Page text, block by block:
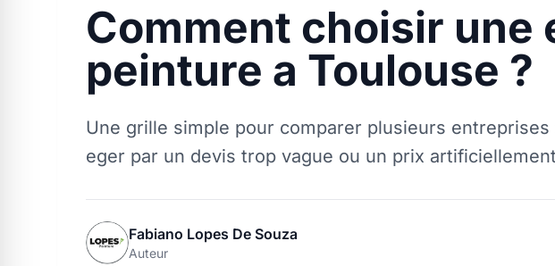
Comment choisir une
peinture a Toulouse ?
Une grille simple pour comparer plusieurs
eger par un devis trop vague ou un prix
Fabiano Lopes De Souza
Auteur